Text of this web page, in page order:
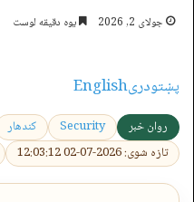
جولای 2, 2026 یوه دقیقه لوست
پښتودریEnglish
روان خبر Security کندهار
تازه شوی: 2026-07-02 12:03:12